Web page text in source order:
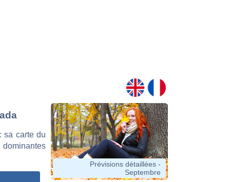
sa carte du
Prévisions détaillées -
Septembre